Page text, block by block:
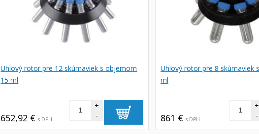
Uhlový rotor pre 12 skúmaviek s objemom
15 ml
652,92 € s DPH -
+
Uhlový rotor pre 8 skúmaviek
ml
861 € s DPH -
+